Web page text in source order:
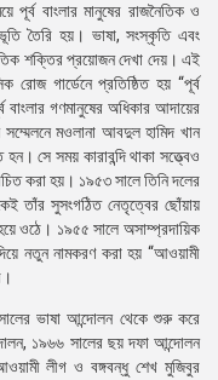
পূর্ব বাংলার মানুষের রাজনৈতিক ও
তৈরি হয়। ভাষা, সংস্কৃতি এবং
শক্তির প্রয়োজন দেখা দেয়। এই
রোজ গার্ডেনে প্রতিষ্ঠিত হয় “পূর্ব
গণমানুষের অধিকার আদায়ের
মওলানা আবদুল হামিদ খান
সে সময় কারাবন্দি থাকা সত্ত্বেও
করা হয়। ১৯৫৩ সালে তিনি দলের
তাঁর সুসংগঠিত নেতৃত্বের ছোঁয়ায়
ওঠে। ১৯৫৫ সালে অসাম্প্রদায়িক
নতুন নামকরণ করা হয় “আওয়ামী
ভাষা আন্দোলন থেকে শুরু করে
১৯৬৬ সালের ছয় দফা আন্দোলন
লীগ ও বঙ্গবন্ধু শেখ মুজিবুর